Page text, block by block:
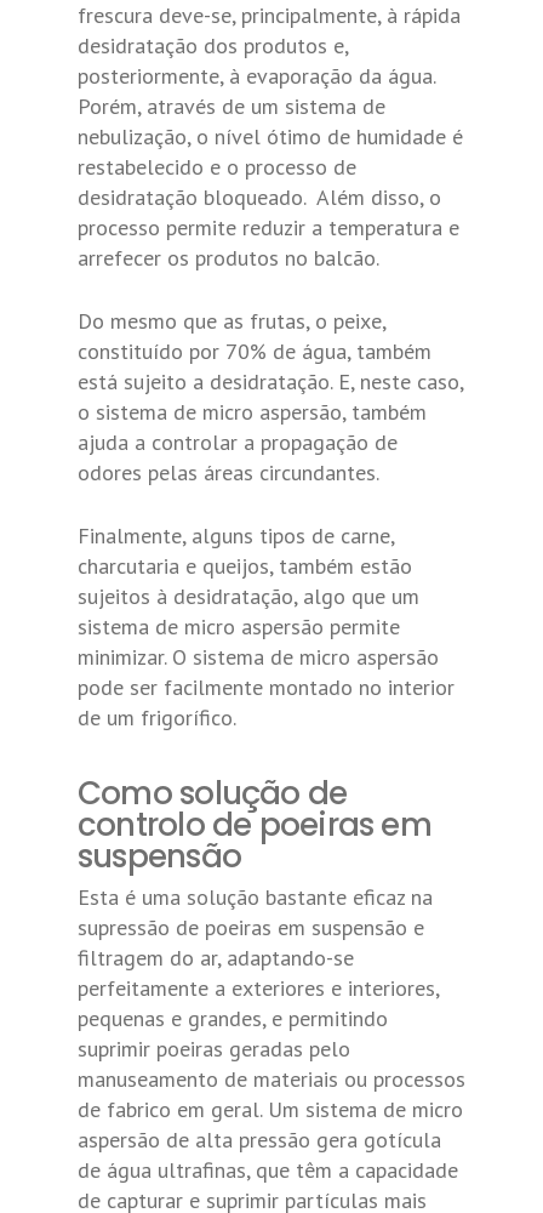
frescura deve-se, principalmente, à rápida
desidratação dos produtos e,
posteriormente, à evaporação da água.
Porém, através de um sistema de
nebulização, o nível ótimo de humidade é
restabelecido e o processo de
desidratação bloqueado. Além disso, o
processo permite reduzir a temperatura e
arrefecer os produtos no balcão.
Do mesmo que as frutas, o peixe,
constituído por 70% de água, também
está sujeito a desidratação. E, neste caso,
o sistema de micro aspersão, também
ajuda a controlar a propagação de
odores pelas áreas circundantes.
Finalmente, alguns tipos de carne,
charcutaria e queijos, também estão
sujeitos à desidratação, algo que um
sistema de micro aspersão permite
minimizar. O sistema de micro aspersão
pode ser facilmente montado no interior
de um frigorífico.
Como solução de
controlo de poeiras em
suspensão
Esta é uma solução bastante eficaz na
supressão de poeiras em suspensão e
filtragem do ar, adaptando-se
perfeitamente a exteriores e interiores,
pequenas e grandes, e permitindo
suprimir poeiras geradas pelo
manuseamento de materiais ou processos
de fabrico em geral. Um sistema de micro
aspersão de alta pressão gera gotícula
de água ultrafinas, que têm a capacidade
de capturar e suprimir partículas mais